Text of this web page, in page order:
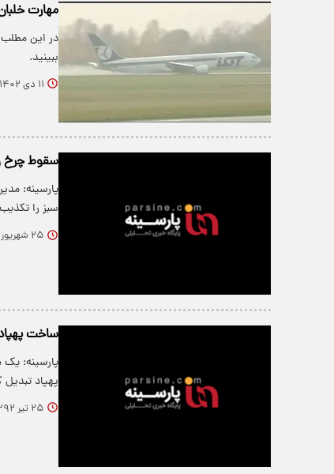
مهارت خلبان
ببینید.
۱۱ دی ۱۴۰۲
سقوط چرخ
پارسینه:
سبز را
۲۵ شهریور ۱۳۹۴
ساخت
پارسینه:
پهپاد
۲۵ تیر ۱۳۹۲